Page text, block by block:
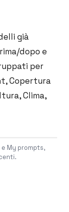
già
dopo e
per
Copertura
Clima,
My prompts,